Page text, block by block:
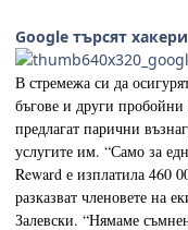
Google търсят
В стремежа си да
бъгове и други пробойни
предлагат парични
услугите им. “Само за
Reward е изплатила 460
разказват членовете на
Залевски. “Нямаме